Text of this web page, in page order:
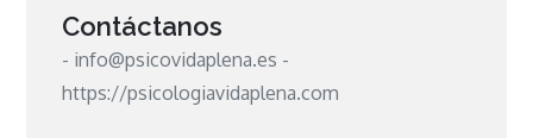
Contáctanos
- info@psicovidaplena.es -
https://psicologiavidaplena.com